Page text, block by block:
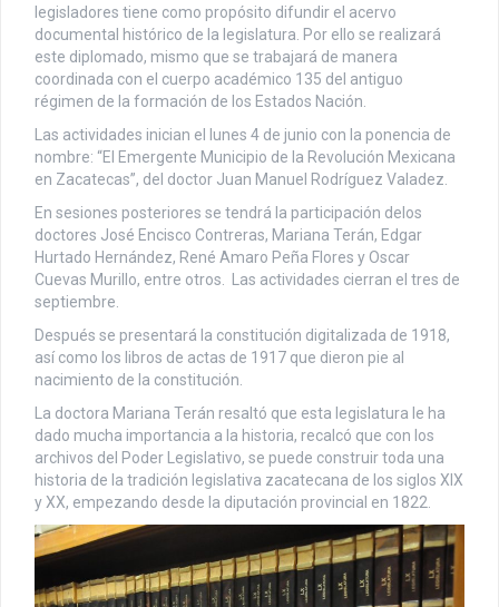
legisladores tiene como propósito difundir el acervo
documental histórico de la legislatura. Por ello se realizará
este diplomado, mismo que se trabajará de manera
coordinada con el cuerpo académico 135 del antiguo
régimen de la formación de los Estados Nación.
Las actividades inician el lunes 4 de junio con la ponencia de
nombre: “El Emergente Municipio de la Revolución Mexicana
en Zacatecas”, del doctor Juan Manuel Rodríguez Valadez.
En sesiones posteriores se tendrá la participación delos
doctores José Encisco Contreras, Mariana Terán, Edgar
Hurtado Hernández, René Amaro Peña Flores y Oscar
Cuevas Murillo, entre otros. Las actividades cierran el tres de
septiembre.
Después se presentará la constitución digitalizada de 1918,
así como los libros de actas de 1917 que dieron pie al
nacimiento de la constitución.
La doctora Mariana Terán resaltó que esta legislatura le ha
dado mucha importancia a la historia, recalcó que con los
archivos del Poder Legislativo, se puede construir toda una
historia de la tradición legislativa zacatecana de los siglos XIX
y XX, empezando desde la diputación provincial en 1822.